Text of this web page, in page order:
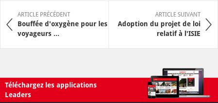
ARTICLE PRÉCÉDENT
Bouffée d'oxygène pour les
voyageurs ...
ARTICLE SUIVANT
Adoption du projet de loi
relatif à l'ISIE
Téléchargez les applications
Leaders